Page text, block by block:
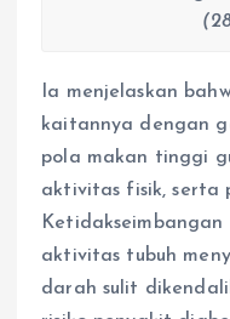
Ia menjelaskan
kaitannya dengan
pola makan tinggi
aktivitas fisik, serta
aktivitas tubuh
darah sulit